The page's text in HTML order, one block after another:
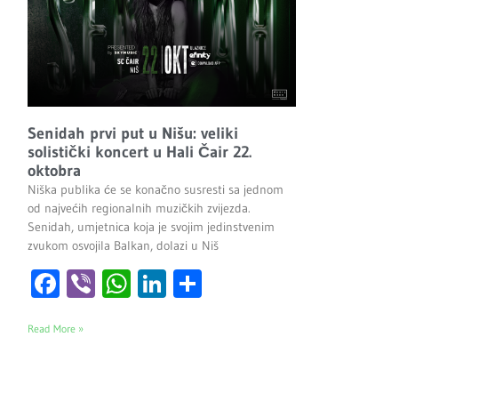
Senidah prvi put u Nišu: veliki
solistički koncert u Hali Čair 22.
oktobra
Niška publika će se konačno susresti sa jednom
od najvećih regionalnih muzičkih zvijezda.
Senidah, umjetnica koja je svojim jedinstvenim
zvukom osvojila Balkan, dolazi u Niš
Facebook
ViberWhatsApp
LinkedIn
Read More »